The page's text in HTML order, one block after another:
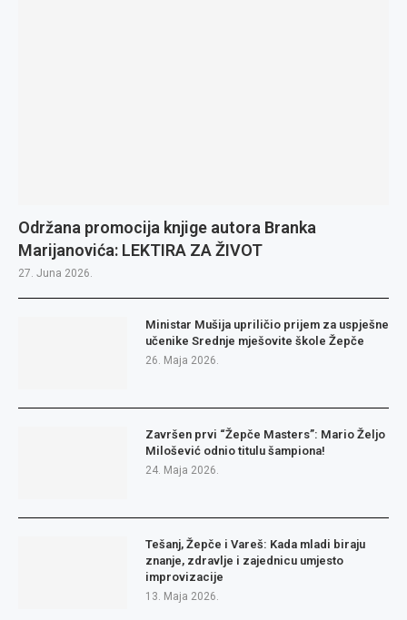
Održana promocija knjige autora Branka
Marijanovića: LEKTIRA ZA ŽIVOT
27. Juna 2026.
Ministar Mušija upriličio prijem za uspješne
učenike Srednje mješovite škole Žepče
26. Maja 2026.
Završen prvi “Žepče Masters”: Mario Željo
Milošević odnio titulu šampiona!
24. Maja 2026.
Tešanj, Žepče i Vareš: Kada mladi biraju
znanje, zdravlje i zajednicu umjesto
improvizacije
13. Maja 2026.